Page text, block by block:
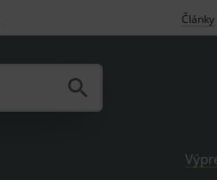
Články